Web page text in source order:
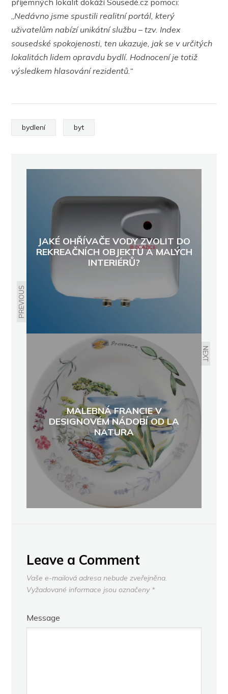
příjemných lokalit dokáží Sousedé.cz pomoci:
„Nedávno jsme spustili realitní portál, který
uživatelům nabízí unikátní službu – tzv. Index
sousedské spokojenosti, ten ukazuje, jak se v určitých
lokalitách lidem opravdu bydlí. Hodnocení je totiž
výsledkem hlasování rezidentů.“
bydlení byt
PREVIOUS
JAKÉ OHŘÍVAČE VODY ZVOLIT DO
REKREAČNÍCH OBJEKTŮ A MALÝCH
INTERIÉRŮ?
NEXT
MALEBNÁ FRANCIE V
DESIGNOVÉM NÁDOBÍ OD LA
NATURA
Leave a Comment
Vaše e-mailová adresa nebude zveřejněna.
Vyžadované informace jsou označeny *
Message